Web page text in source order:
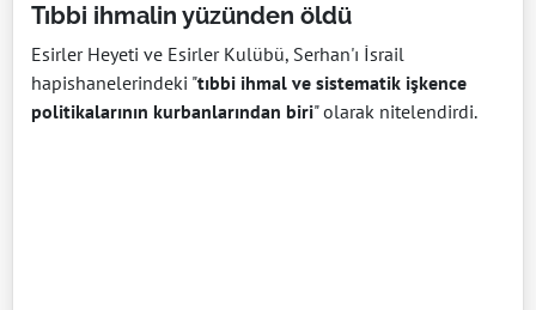
Tıbbi ihmalin yüzünden öldü
Esirler Heyeti ve Esirler Kulübü, Serhan'ı İsrail
hapishanelerindeki "tıbbi ihmal ve sistematik işkence
politikalarının kurbanlarından biri" olarak nitelendirdi.